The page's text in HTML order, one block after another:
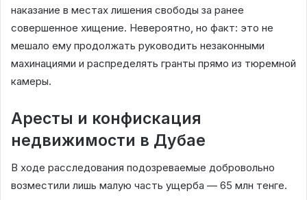
наказание в местах лишения свободы за ранее
совершенное хищение. Невероятно, но факт: это не
мешало ему продолжать руководить незаконными
махинациями и распределять гранты прямо из тюремной
камеры.
Аресты и конфискация
недвижимости в Дубае
В ходе расследования подозреваемые добровольно
возместили лишь малую часть ущерба — 65 млн тенге.